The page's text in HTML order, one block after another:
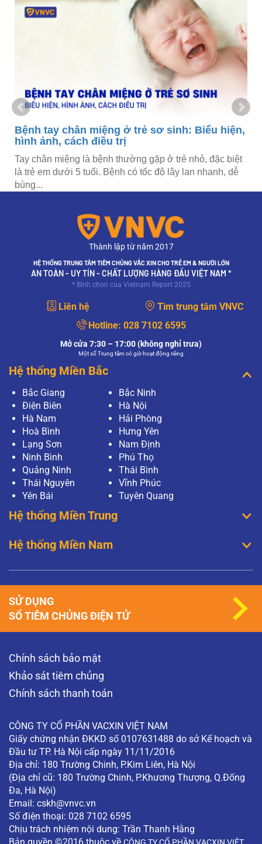
Bệnh tay chân miệng ở trẻ sơ sinh: Biểu hiện,
hình ảnh, cách điều trị
Tay chân miệng là bệnh thường gặp ở trẻ nhỏ, đặc biệt
là trẻ em dưới 5 tuổi. Bệnh có tốc độ lây lan nhanh, dễ
bùng...
Thành lập từ năm 2017
HỆ THỐNG TRUNG TÂM TIÊM CHỦNG VẮC XIN CHO TRẺ EM & NGƯỜI LỚN
AN TOÀN - UY TÍN - CHẤT LƯỢNG HÀNG ĐẦU VIỆT NAM *
* Bình chọn của Vietnam Report 2025
Liên hệ
Tìm trung tâm VNVC
Hotline: 028 7102 6595
Mở cửa 7:30 – 17:00 (không nghỉ trưa)
Một số Trung tâm có giờ hoạt động riêng
Hệ thống Miền Bắc
Bắc Giang
Bắc Ninh
Điện Biên
Hà Nội
Hà Nam
Hải Phòng
Hoà Bình
Hưng Yên
Lạng Sơn
Nam Định
Ninh Bình
Phú Thọ
Quảng Ninh
Thái Bình
Thái Nguyên
Vĩnh Phúc
Yên Bái
Tuyên Quang
Hệ thống Miền Trung
Hệ thống Miền Nam
Chính sách bảo mật
Khảo sát tiêm chủng
Chính sách thanh toán
CÔNG TY CỔ PHẦN VACXIN VIỆT NAM
Giấy chứng nhận ĐKKD số 0107631488 do sở Kế hoạch và
Đầu tư TP. Hà Nội cấp ngày 11/11/2016
Địa chỉ: 180 Trường Chinh, P.Kim Liên, Hà Nội
(Địa chỉ cũ: 180 Trường Chinh, P.Khương Thượng, Q.Đống
Đa, Hà Nội)
Email: cskh@vnvc.vn
Số điện thoại: 028 7102 6595
Chịu trách nhiệm nội dung: Trần Thanh Hằng
SỬ DỤNG
SỔ TIÊM CHỦNG ĐIỆN TỬ